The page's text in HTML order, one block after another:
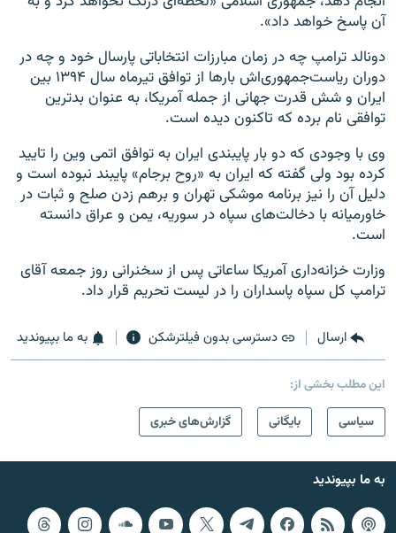
آن پاسخ خواهد داد».
دونالد ترامپ چه در زمان مبارزات انتخاباتی پارسال خود و چه در
دوران ریاست‌جمهوری‌اش بارها از توافق تیرماه سال ۱۳۹۴ بین
ایران و شش قدرت جهانی از جمله آمریکا، به عنوان بدترین
توافقی نام برده که تاکنون دیده است.
وی با وجودی که دو بار پایبندی ایران به توافق اتمی وین را تایید
کرده بود ولی گفته که ایران به «روح برجام» پایبند نبوده است و
دلیل آن را نیز برنامه موشکی تهران و برهم زدن صلح و ثبات در
خاورمیانه با دخالت‌های سپاه در سوریه، یمن و عراق دانسته
است.
وزارت خزانه‌داری آمریکا ساعاتی پس از سخنرانی روز جمعه آقای
ترامپ کل سپاه پاسداران را در لیست تحریم قرار داد.
ارسال دسترسی بدون فیلترشکن به ما بپیوندید
این مطلب بخشی از:
سیاسی
بایگانی گزارش‌های خبری
به ما بپیوندید